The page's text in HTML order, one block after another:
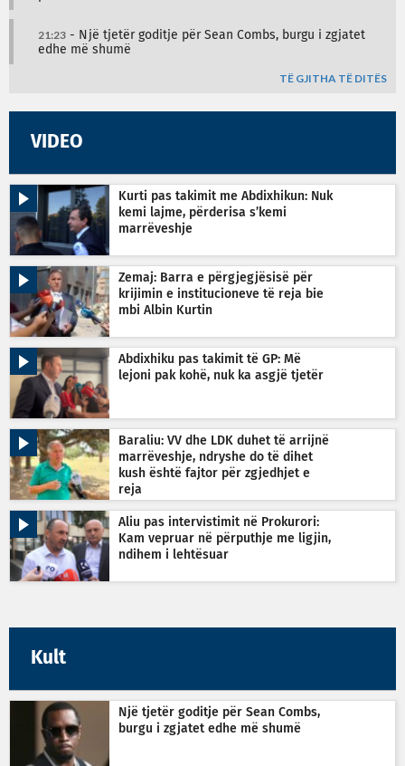
21:23 - Një tjetër goditje për Sean Combs, burgu i zgjatet
edhe më shumë
TË GJITHA TË DITËS
VIDEO
Kurti pas takimit me Abdixhikun: Nuk
kemi lajme, përderisa s’kemi
marrëveshje
Zemaj: Barra e përgjegjësisë për
krijimin e institucioneve të reja bie
mbi Albin Kurtin
Abdixhiku pas takimit të GP: Më
lejoni pak kohë, nuk ka asgjë tjetër
Baraliu: VV dhe LDK duhet të arrijnë
marrëveshje, ndryshe do të dihet
kush është fajtor për zgjedhjet e
reja
Aliu pas intervistimit në Prokurori:
Kam vepruar në përputhje me ligjin,
ndihem i lehtësuar
Kult
Një tjetër goditje për Sean Combs,
burgu i zgjatet edhe më shumë